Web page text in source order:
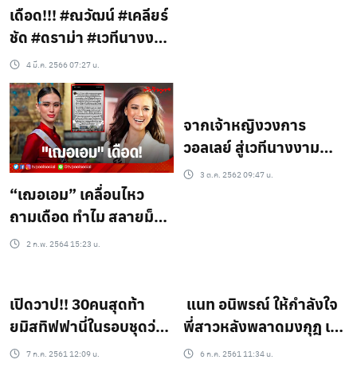
เดือด!!! #ณวัฒน์ #เคลียร์
ชัด #ดราม่า #เวทีนางงาม
ลั่น ผมอยู่เฉยๆ …? (ชม
คลิป)
4 มี.ค. 2566 07:27 น.
“เฌอเอม” เคลื่อนไหว
ถามเดือด ทำไม สลายม็อบ
รุนแรง!
2 ก.พ. 2564 15:23 น.
จากเจ้าหญิงวงการ
วอลเลย์ สู่เวทีนางงาม
ระดับโลก
3 ต.ค. 2562 09:47 น.
เปิดวาป!! 30คนสุดท้า
ยมิสทิฟฟานี่ในรอบชุดว่าย
น้ำ สวยสะพรึง เซ็กซี่สุดๆ
7 ก.ค. 2561 12:09 น.
แนท อนิพรณ์ ให้กำลังใจ
พี่สาวหลังพลาดมงกุฎ เชื่อ
ว่า นิ้ง โศภิดา Miss
6 ก.ค. 2561 11:34 น.